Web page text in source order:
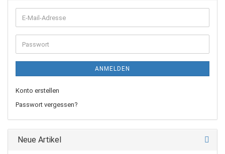
E-
Mail-
Adresse
Passwort
ANMELDEN
Konto erstellen
Passwort vergessen?
Neue Artikel